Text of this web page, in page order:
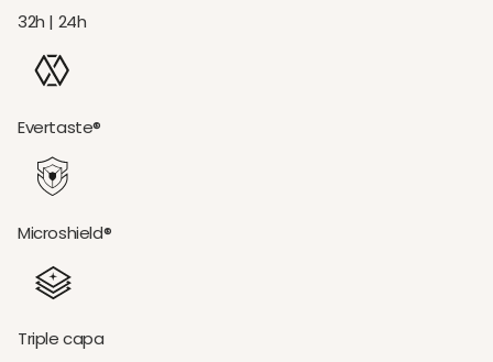
32h | 24h
Evertaste®
Microshield®
Triple capa